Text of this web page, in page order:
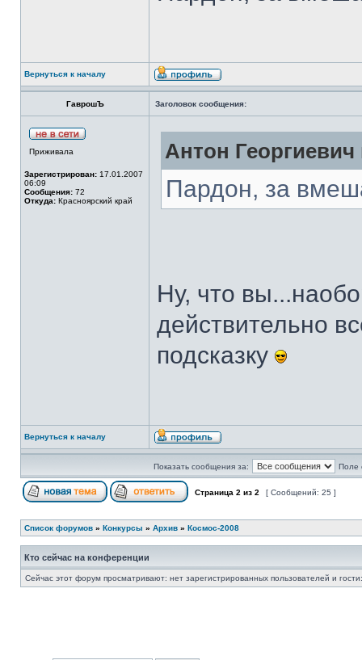
Вернуться к началу
ГаврошЪ Заголовок сообщения:
Приживала
Зарегистрирован: 17.01.2007
06:09
Сообщения: 72
Откуда: Красноярский край
Антон Георгиевич
Пардон, за
Ну, что
действительно
подсказку
Вернуться к началу
Показать сообщения за: Поле
Страница 2 из 2 [ Сообщений: 25 ]
Список форумов » Конкурсы » Архив » Космос-2008
Кто сейчас на конференции
Сейчас этот форум просматривают: нет зарегистрированных пользователей и